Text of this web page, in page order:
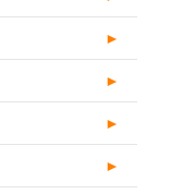
►
►
►
►